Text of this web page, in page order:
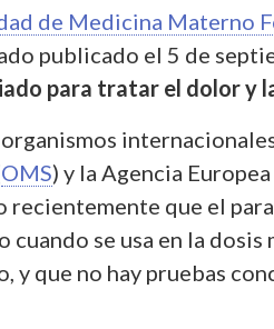
de Medicina Materno
publicado el 5 de
para tratar el dolor y
organismos
OMS) y la Agencia
recientemente que el
cuando se usa en la
y que no hay pruebas